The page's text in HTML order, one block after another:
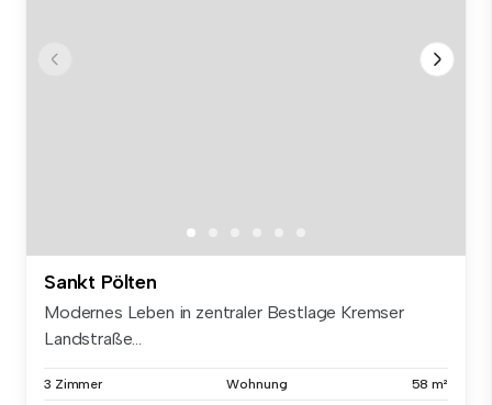
Sankt Pölten
Modernes Leben in zentraler Bestlage Kremser
Landstraße...
3 Zimmer Wohnung 58 m²